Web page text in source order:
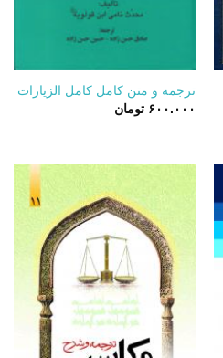
ترجمه و متن کامل کامل الزیارات
۶۰۰.۰۰۰ تومان